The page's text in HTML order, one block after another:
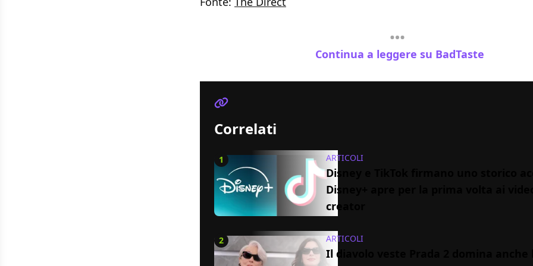
Continua a leggere su BadTaste
Correlati
1 ARTICOLI
Disney e TikTok firmano uno storico
Disney+ apre per la prima volta ai video
creator
2 ARTICOLI
Il diavolo veste Prada 2 domina anche lo